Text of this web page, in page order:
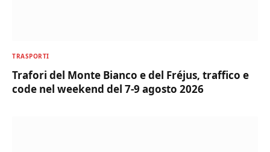
TRASPORTI
Trafori del Monte Bianco e del Fréjus, traffico e
code nel weekend del 7-9 agosto 2026